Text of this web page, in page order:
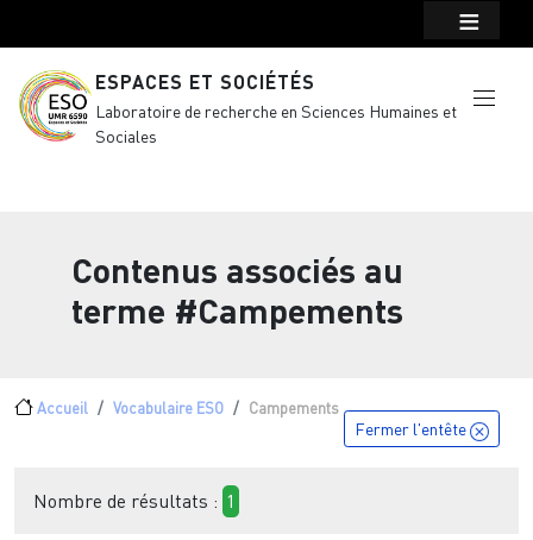
ESPACES ET SOCIÉTÉS
Laboratoire de recherche en Sciences Humaines et
Sociales
Contenus associés au
terme #Campements
Fil d'Ariane
Accueil Vocabulaire ESO Campements
Fermer l'entête
Nombre de résultats : 1